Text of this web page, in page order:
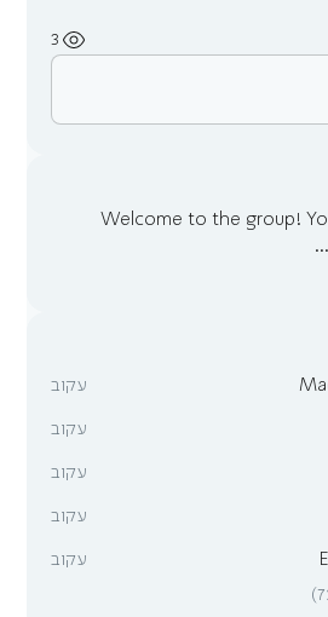
3
Welcome to the group!
...
עקוב
עקוב
עקוב
עקוב
עקוב